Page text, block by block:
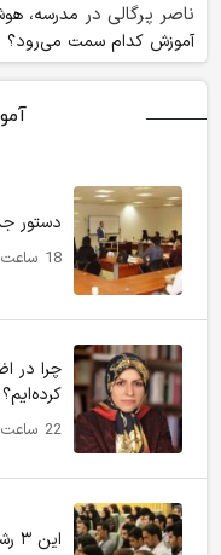
ناصر پرگالی در مدرسه،
آموزش کدام سمت می‌رود؟
دستور
18 ساعت پیش
چرا در
کرده‌ایم؟
22 ساعت پیش
این ۳ رشته پزشکی در دانشگاه‌ها مشتری ندارد!